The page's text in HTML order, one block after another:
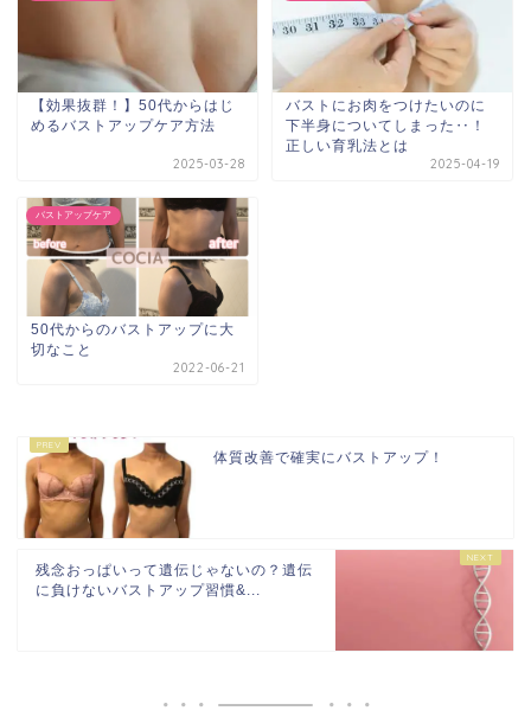
【効果抜群！】50代からはじ
めるバストアップケア方法
2025-03-28
バストにお肉をつけたいのに
下半身についてしまった‥！
正しい育乳法とは
2025-04-19
バストアップケア
50代からのバストアップに大
切なこと
2022-06-21
体質改善で確実にバストアップ！
残念おっぱいって遺伝じゃないの？遺伝
に負けないバストアップ習慣&...